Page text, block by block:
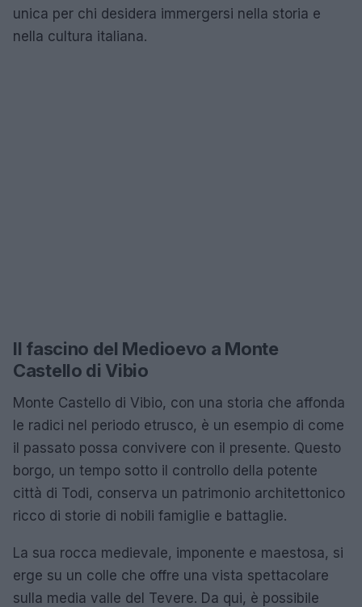
unica per chi desidera immergersi nella storia e
nella cultura italiana.
Il fascino del Medioevo a Monte
Castello di Vibio
Monte Castello di Vibio, con una storia che affonda
le radici nel periodo etrusco, è un esempio di come
il passato possa convivere con il presente. Questo
borgo, un tempo sotto il controllo della potente
città di Todi, conserva un patrimonio architettonico
ricco di storie di nobili famiglie e battaglie.
La sua rocca medievale, imponente e maestosa, si
erge su un colle che offre una vista spettacolare
sulla media valle del Tevere. Da qui, è possibile